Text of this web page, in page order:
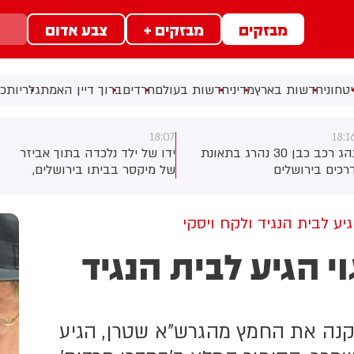
מבזקים מבזקים + צבע אדום
חדשות בארץמדיניחדשות בעולםחרדיםברוך דיין האמתגלריות
נהג רכב כבן 30 נהרג בתאונת
בירושלים
18:07
ידו של ילד נלכדה בתוך אביזר
של מיקסר בביתו בירושלים,
לבית הנגיד ולקח ויסקי
הגיע לבית הנגיד
את החמץ מהגרש"א שטרן, הגיע